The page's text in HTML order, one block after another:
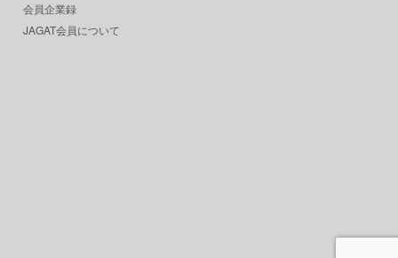
会員企業録
JAGAT会員について